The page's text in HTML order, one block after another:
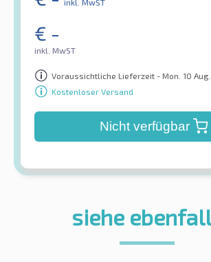
inkl. MwST
€ -
inkl. MwST
Voraussichtliche Lieferzeit - Mon. 10 Aug.
Kostenloser Versand
Nicht verfügbar
siehe